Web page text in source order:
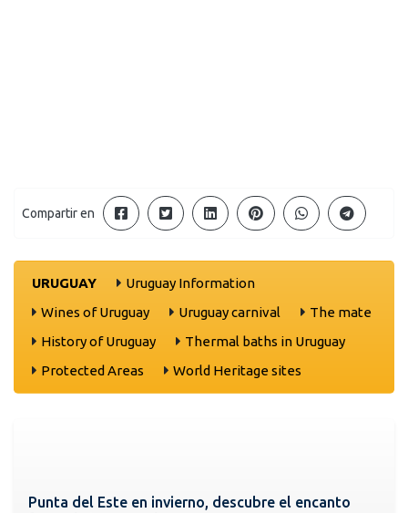
Compartir en
URUGUAY
Uruguay Information
Wines of Uruguay
Uruguay carnival
The mate
History of Uruguay
Thermal baths in Uruguay
Protected Areas
World Heritage sites
Punta del Este en invierno, descubre el encanto